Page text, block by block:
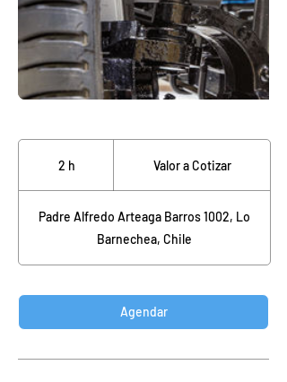
2 h
h
Valor a Cotizar
Padre Alfredo Arteaga Barros 1002, Lo
Barnechea, Chile
Agendar